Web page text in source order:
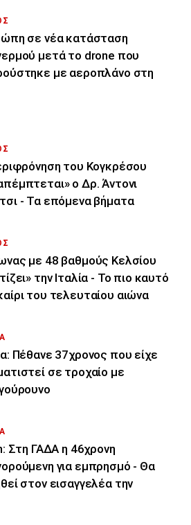
σε νέα κατάσταση
μετά το drone που
με αεροπλάνο στη
του Κογκρέσου
ο Δρ. Άντονι
- Τα επόμενα βήματα
με 48 βαθμούς Κελσίου
την Ιταλία - Το πιο καυτό
του τελευταίου αιώνα
Πέθανε 37χρονος που είχε
σε τροχαίο με
Στη ΓΑΔΑ η 46χρονη
για εμπρησμό - Θα
στον εισαγγελέα την